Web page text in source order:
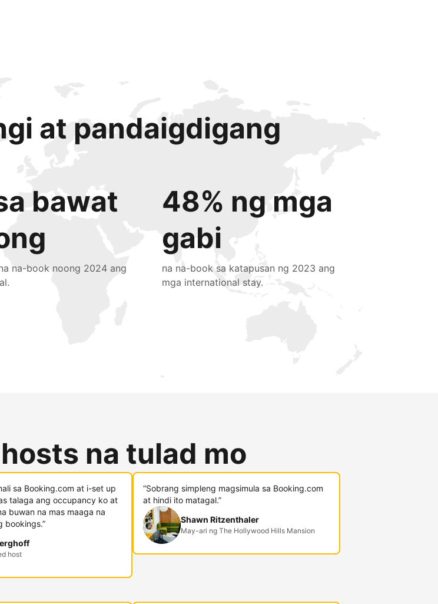
at pandaigdigang
bawat
na-book noong 2024 ang
48% ng mga
gabi
na na-book sa katapusan ng 2023 ang
mga international stay.
na tulad mo
sa Booking.com at i-set up
talaga ang occupancy ko at
buwan na mas maaga na
bookings.”
host
“Sobrang simpleng magsimula sa Booking.com
at hindi ito matagal.”
Shawn Ritzenthaler
May-ari ng The Hollywood Hills Mansion